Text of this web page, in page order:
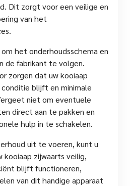
Dit zorgt voor een veilige en
van het
het onderhoudsschema en
de fabrikant te volgen.
zorgen dat uw kooiaap
blijft en minimale
niet om eventuele
direct aan te pakken en
hulp in te schakelen.
uit te voeren, kunt u
kooiaap zijwaarts veilig,
blijft functioneren,
van dit handige apparaat